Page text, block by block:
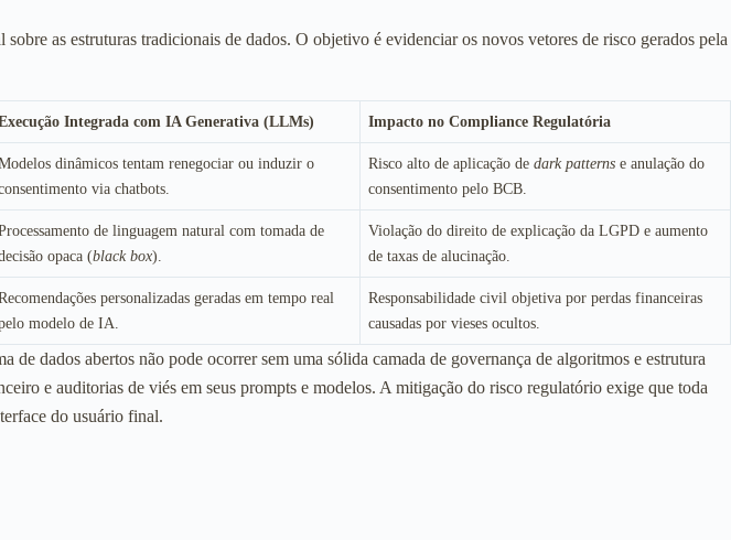
as estruturas tradicionais de dados. O objetivo é evidenciar os novos vetores de risco gerados pela
Integrada com IA Generativa (LLMs) Impacto no Compliance Regulatória
dinâmicos tentam renegociar ou induzir o
via chatbots.
Risco alto de aplicação de dark patterns e anulação do
consentimento pelo BCB.
de linguagem natural com tomada de
opaca (black box).
Violação do direito de explicação da LGPD e aumento
de taxas de alucinação.
personalizadas geradas em tempo real
modelo de IA.
Responsabilidade civil objetiva por perdas financeiras
causadas por vieses ocultos.
dados abertos não pode ocorrer sem uma sólida camada de governança de algoritmos e estrutura
e auditorias de viés em seus prompts e modelos. A mitigação do risco regulatório exige que toda
do usuário final.